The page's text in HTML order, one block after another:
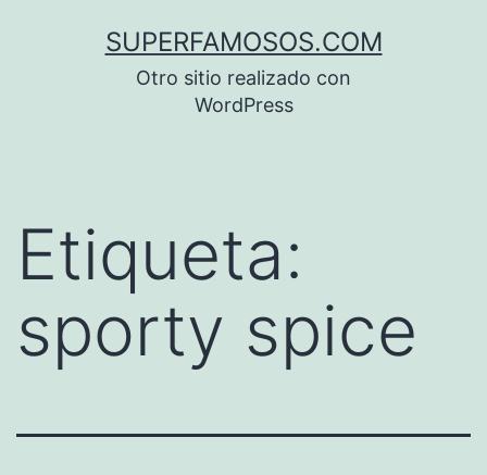
SUPERFAMOSOS.COM
Otro sitio realizado con
WordPress
Etiqueta:
sporty spice